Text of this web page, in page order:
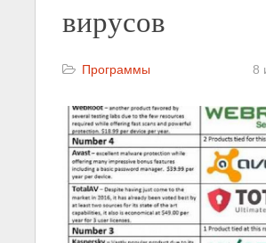
вирусов
Программы 8